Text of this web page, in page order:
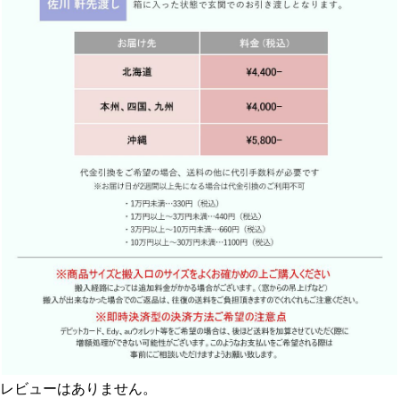
レビューはありません。